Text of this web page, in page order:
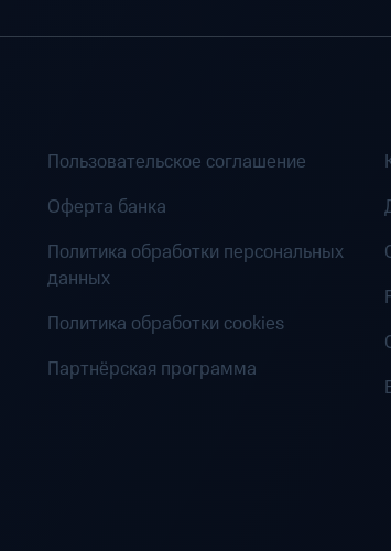
Пользовательское соглашение
Оферта банка
Политика обработки персональных
данных
Политика обработки cookies
Партнёрская программа